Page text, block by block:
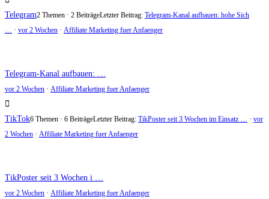
Telegram2 Themen · 2 BeiträgeLetzter Beitrag: Telegram-Kanal aufbauen: hohe Sich
… · vor 2 Wochen · Affiliate Marketing fuer Anfaenger
Telegram-Kanal aufbauen: …
vor 2 Wochen · Affiliate Marketing fuer Anfaenger
TikTok6 Themen · 6 BeiträgeLetzter Beitrag: TikPoster seit 3 Wochen im Einsatz … · vor
2 Wochen · Affiliate Marketing fuer Anfaenger
TikPoster seit 3 Wochen i …
vor 2 Wochen · Affiliate Marketing fuer Anfaenger